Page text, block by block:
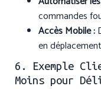
commandes
Accès Mobile :
en
6. Exemple
Moins pour